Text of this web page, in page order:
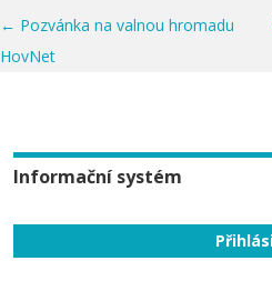
Post navigation
← Pozvánka na valnou hromadu
HovNet
Informační systém